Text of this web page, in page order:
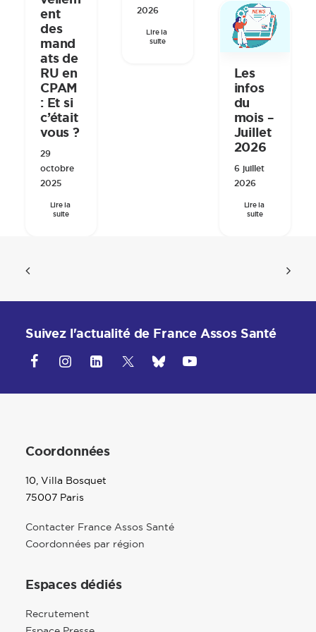
2026
Lire la
suite
ent
des
mand
ats de
RU en
CPAM
: Et si
c’était
vous ?
29
octobre
2025
Lire la
suite
Les
infos
du
mois –
Juillet
2026
6 juillet
2026
Lire la
suite
Suivez l'actualité de France Assos Santé
Coordonnées
10, Villa Bosquet
75007 Paris
Contacter France Assos Santé
Coordonnées par région
Espaces dédiés
Recrutement